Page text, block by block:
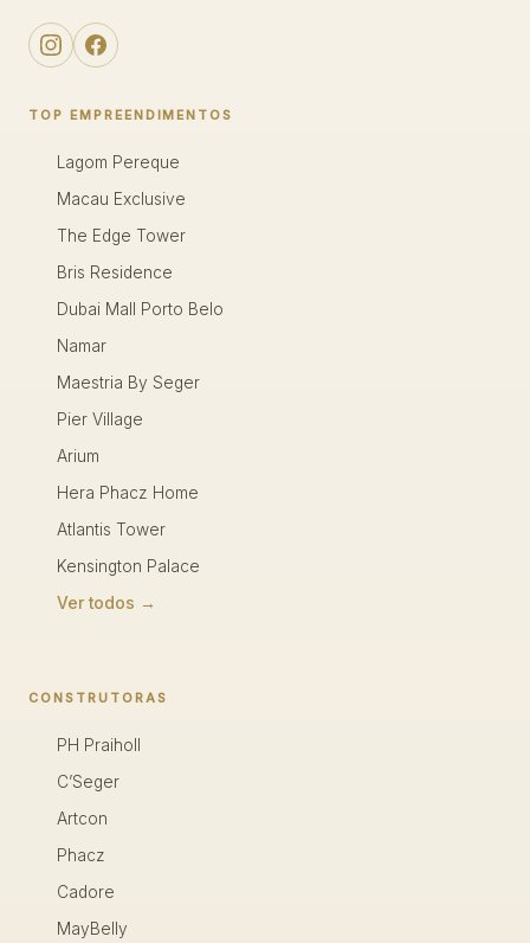
TOP EMPREENDIMENTOS
Lagom Pereque
Macau Exclusive
The Edge Tower
Bris Residence
Dubai Mall Porto Belo
Namar
Maestria By Seger
Pier Village
Arium
Hera Phacz Home
Atlantis Tower
Kensington Palace
Ver todos →
CONSTRUTORAS
PH Praiholl
C’Seger
Artcon
Phacz
Cadore
MayBelly